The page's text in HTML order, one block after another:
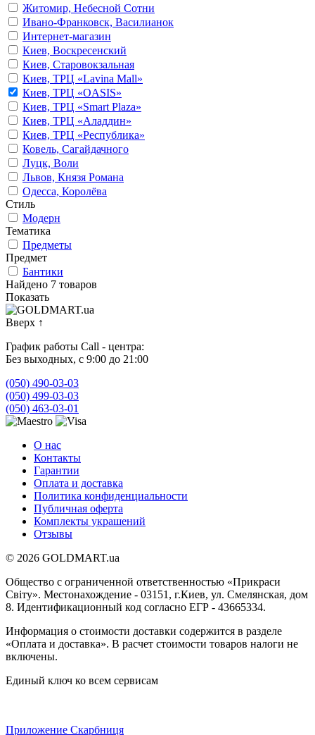
Житомир, Небесной Сотни
Ивано-Франковск, Василианок
Интернет-магазин
Киев, Воскресенский
Киев, Старовокзальная
Киев, ТРЦ «Lavina Mall»
Киев, ТРЦ «OASIS»
Киев, ТРЦ «Smart Plaza»
Киев, ТРЦ «Аладдин»
Киев, ТРЦ «Республика»
Ковель, Сагайдачного
Луцк, Воли
Львов, Князя Романа
Одесса, Королёва
Стиль
Модерн
Тематика
Предметы
Предмет
Бантики
Найдено 7 товаров
Показать
Вверх ↑
График работы Call - центра:
Без выходных, с 9:00 до 21:00
(050) 490-03-03
(050) 499-03-03
(050) 463-03-01
О нас
Контакты
Гарантии
Оплата и доставка
Политика конфиденциальности
Публичная оферта
Комплекты украшений
Отзывы
© 2026 GOLDMART.ua
Общество с ограниченной ответственностью «Прикраси
Світу». Местонахождение - 03151, г.Киев, ул. Смелянская, дом
8. Идентификационный код согласно ЕГР - 43665334.
Информация о стоимости доставки содержится в разделе
«Оплата и доставка». В расчет стоимости товаров налоги не
включены.
Единый ключ ко всем сервисам
Приложение Скарбниця